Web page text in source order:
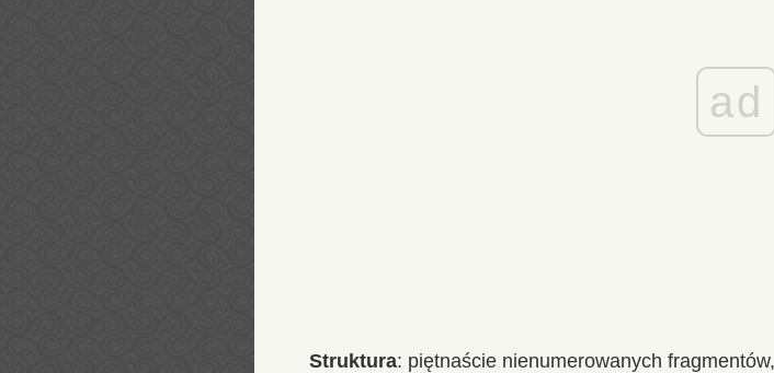
ad
Struktura: piętnaście nienumerowanych